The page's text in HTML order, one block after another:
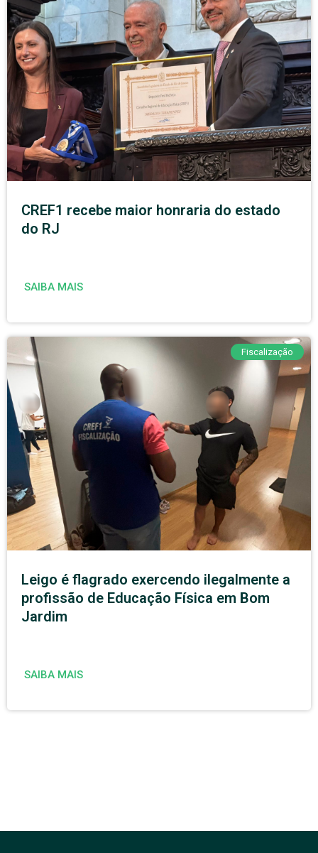
CREF1 recebe maior honraria do estado
do RJ
SAIBA MAIS
Fiscalização
Leigo é flagrado exercendo ilegalmente a
profissão de Educação Física em Bom
Jardim
SAIBA MAIS